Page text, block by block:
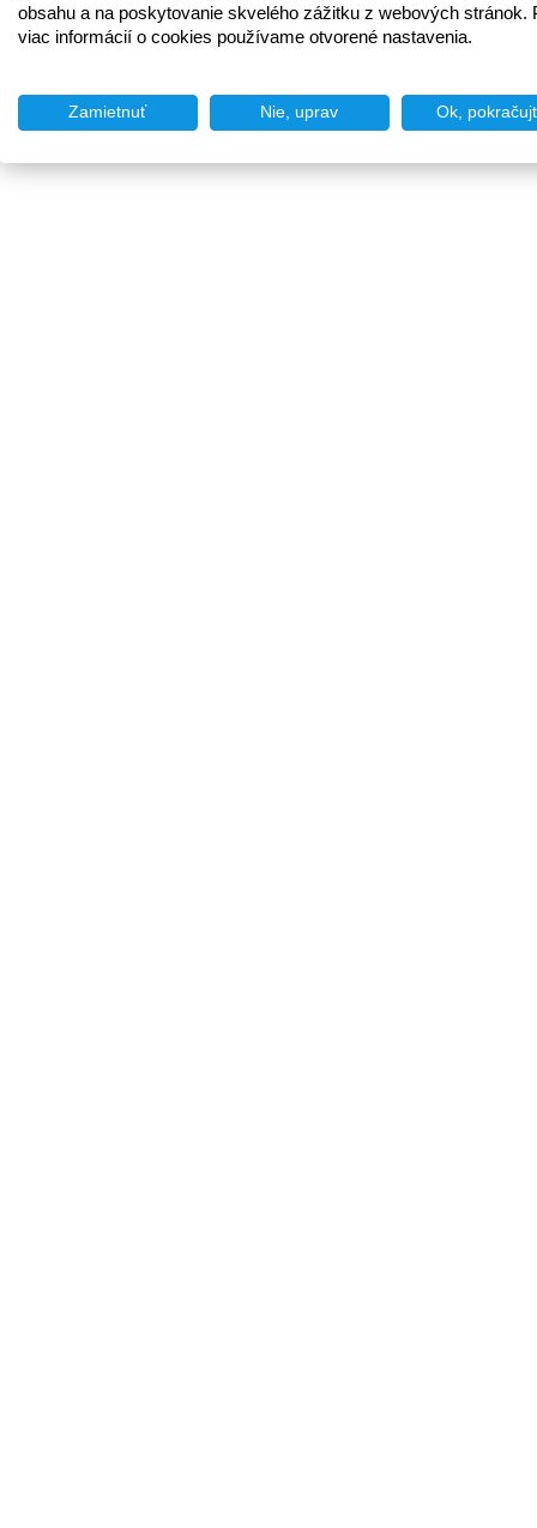
obsahu a na poskytovanie skvelého zážitku z webových stránok.
viac informácií o cookies používame otvorené nastavenia.
Zamietnuť Nie, uprav Ok,